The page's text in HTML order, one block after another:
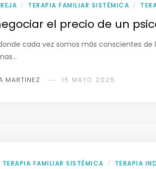
/ TERAPIA FAMILIAR SISTÉMICA /
el precio de un
cada vez somos más conscientes
MARTINEZ 15 MAYO 2025
TERAPIA FAMILIAR SISTÉMICA / TERAPIA